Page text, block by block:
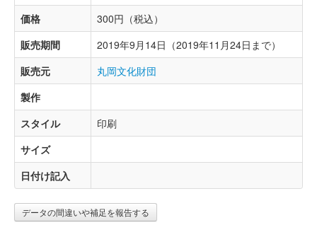
価格
300円（税込）
販売期間
2019年9月14日（2019年11月24日まで）
販売元
丸岡文化財団
製作
スタイル
印刷
サイズ
日付け記入
データの間違いや補足を報告する